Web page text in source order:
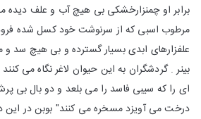
برابر او چمنزارخشکی بی هیچ آب و علف
مرطوب اسبی که از سرنوشت خود کسل شده
علفزارهای ابدی بسیار گسترده و بی هیچ سد و
بینر . گردشگران به این حیوان لاغر نگاه می
ای را که سیبی فاسد را می بلعد و دو بال بی
درخت می آویزد مسخره می کنند" بوبن در این